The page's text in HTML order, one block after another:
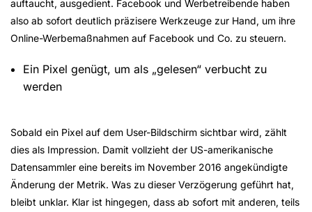
auftaucht, ausgedient. Facebook und Werbetreibende haben
also ab sofort deutlich präzisere Werkzeuge zur Hand, um ihre
Online-Werbemaßnahmen auf Facebook und Co. zu steuern.
Ein Pixel genügt, um als „gelesen“ verbucht zu
werden
Sobald ein Pixel auf dem User-Bildschirm sichtbar wird, zählt
dies als Impression. Damit vollzieht der US-amerikanische
Datensammler eine bereits im November 2016 angekündigte
Änderung der Metrik. Was zu dieser Verzögerung geführt hat,
bleibt unklar. Klar ist hingegen, dass ab sofort mit anderen, teils